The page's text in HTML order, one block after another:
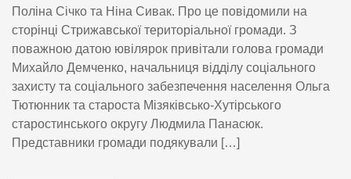
Поліна Січко та Ніна Сивак. Про це повідомили на
сторінці Стрижавської територіальної громади. З
поважною датою ювілярок привітали голова громади
Михайло Демченко, начальниця відділу соціального
захисту та соціального забезпечення населення Ольга
Тютюнник та староста Мізяківсько-Хутірського
старостинського округу Людмила Панасюк.
Представники громади подякували […]